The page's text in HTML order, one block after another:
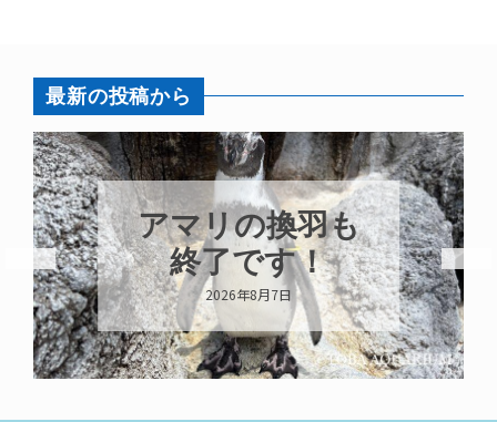
最新の投稿から
トビウオ幼魚展
示中！
2026年8月6日